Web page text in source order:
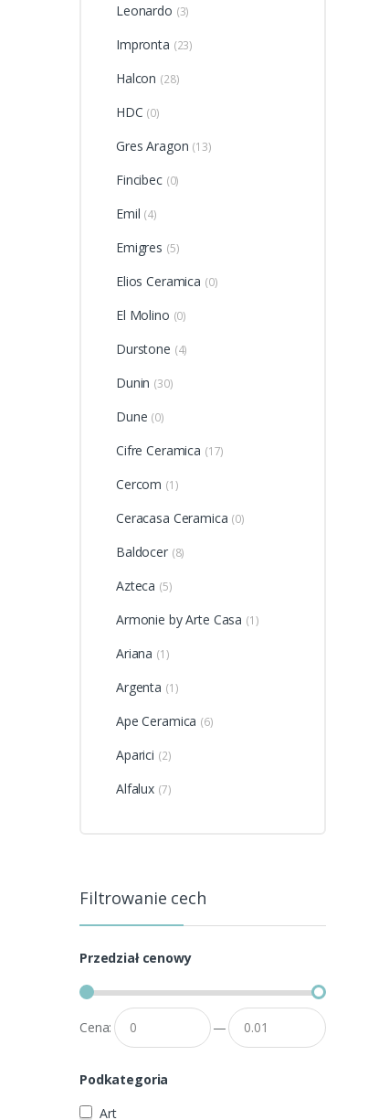
Leonardo (3)
Impronta (23)
Halcon (28)
HDC (0)
Gres Aragon (13)
Fincibec (0)
Emil (4)
Emigres (5)
Elios Ceramica (0)
El Molino (0)
Durstone (4)
Dunin (30)
Dune (0)
Cifre Ceramica (17)
Cercom (1)
Ceracasa Ceramica (0)
Baldocer (8)
Azteca (5)
Armonie by Arte Casa (1)
Ariana (1)
Argenta (1)
Ape Ceramica (6)
Aparici (2)
Alfalux (7)
Filtrowanie cech
Przedział cenowy
Cena: —
Podkategoria
Art